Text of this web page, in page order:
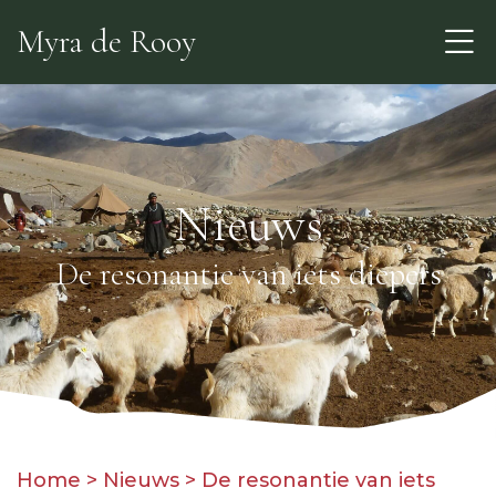
to
content
Myra de Rooy
Nieuws
De resonantie van iets diepers
Home > Nieuws > De resonantie van iets